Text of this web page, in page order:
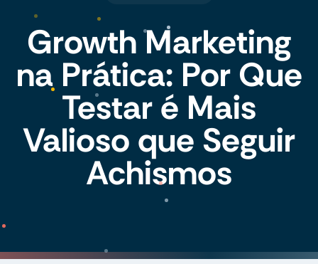
Growth Marketing
na Prática: Por Que
Testar é Mais
Valioso que Seguir
Achismos